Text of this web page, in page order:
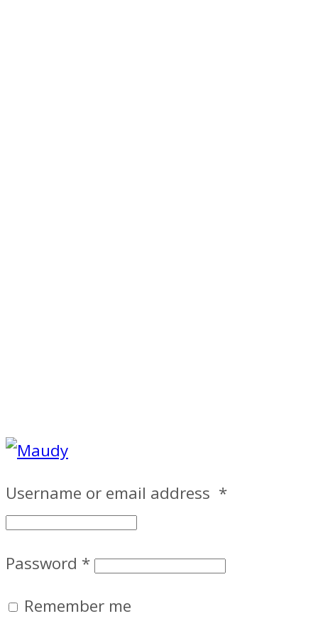
Username or email address *
Password *
Remember me